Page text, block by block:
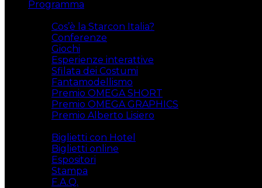
Programma
Cos’è la Starcon Italia?
Conferenze
Giochi
Esperienze interattive
Sfilata dei Costumi
Fantamodellismo
Premio OMEGA SHORT
Premio OMEGA GRAPHICS
Premio Alberto Lisiero
Biglietti con Hotel
Biglietti online
Espositori
Stampa
F.A.Q.